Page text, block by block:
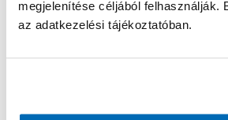
megjelenítése céljából felhasználják.
az adatkezelési tájékoztatóban.